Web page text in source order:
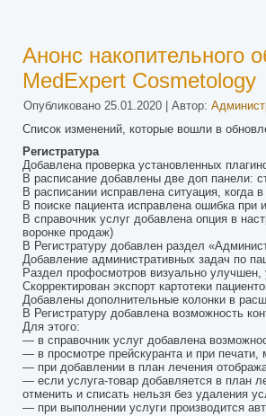
Анонс накопительного
MedExpert Cosmetology
Опубликовано 25.01.2020 Автор:
Список изменений, которые вошли в
Регистратура
Добавлена проверка установленных
В расписание добавлены две доп панели:
В расписании исправлена ситуация,
В поиске пациента исправлена ошибка при
В справочник услуг добавлена опция в
воронке продаж)
В Регистратуру добавлен раздел
Добавление административных задач по
Раздел профосмотров визуально
Скорректирован экспорт картотеки
Добавлены дополнительные колонки в
В Регистратуру добавлена возможность
Для этого:
— в справочник услуг добавлена
— в просмотре прейскуранта и при печати,
— при добавлении в план лечения
— если услуга-товар добавляется в план
отменить и списать нельзя без удаления
— при выполнении услуги производится